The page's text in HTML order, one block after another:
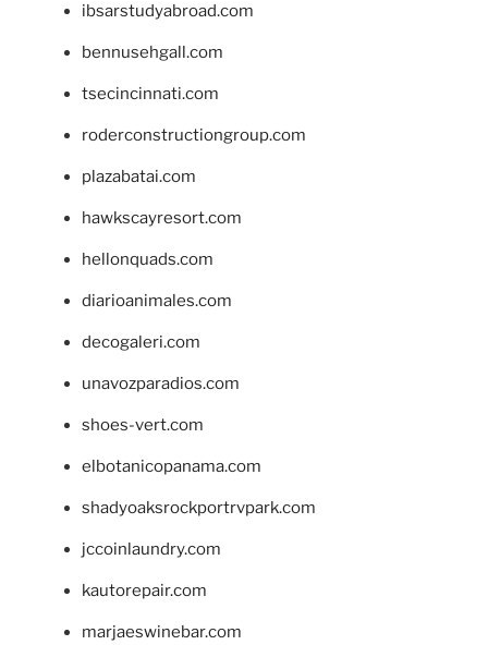
ibsarstudyabroad.com
bennusehgall.com
tsecincinnati.com
roderconstructiongroup.com
plazabatai.com
hawkscayresort.com
hellonquads.com
diarioanimales.com
decogaleri.com
unavozparadios.com
shoes-vert.com
elbotanicopanama.com
shadyoaksrockportrvpark.com
jccoinlaundry.com
kautorepair.com
marjaeswinebar.com